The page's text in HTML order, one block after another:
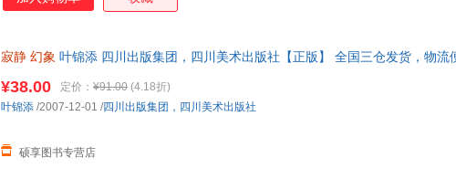
寂静 幻象 叶锦添 四川出版集团，四川美术出版社【正版】 全国三仓发货，物流
¥38.00 定价： ¥91.00 (4.18折)
硕享图书专营店
叶锦添 /2007-12-01 /四川出版集团，四川美术出版社